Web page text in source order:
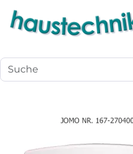
Navigation